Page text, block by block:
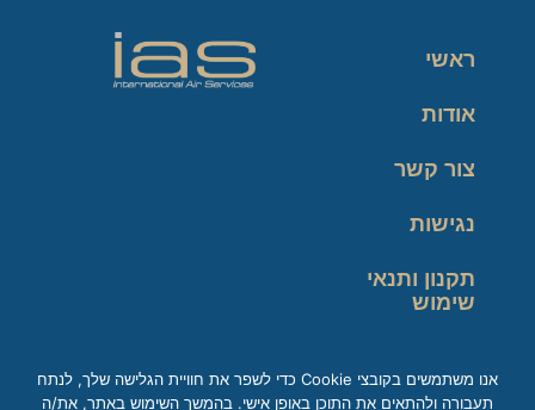
ראשי
אודות
צור קשר
נגישות
תקנון ותנאי
שימוש
אנו משתמשים בקובצי Cookie כדי לשפר את חוויית הגלישה שלך, לנתח
תעבורה ולהתאים את התוכן באופן אישי. בהמשך השימוש באתר, את/ה